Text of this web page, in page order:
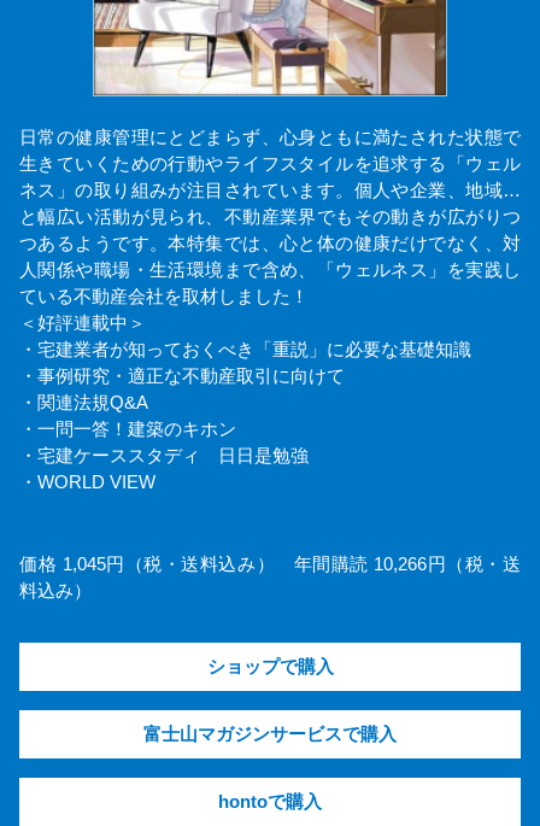
日常の健康管理にとどまらず、心身ともに満たされた状態で
生きていくための行動やライフスタイルを追求する「ウェル
ネス」の取り組みが注目されています。個人や企業、地域…
と幅広い活動が見られ、不動産業界でもその動きが広がりつ
つあるようです。本特集では、心と体の健康だけでなく、対
人関係や職場・生活環境まで含め、「ウェルネス」を実践し
ている不動産会社を取材しました！
＜好評連載中＞
・宅建業者が知っておくべき「重説」に必要な基礎知識
・事例研究・適正な不動産取引に向けて
・関連法規Q&A
・一問一答！建築のキホン
・宅建ケーススタディ 日日是勉強
・WORLD VIEW
価格 1,045円（税・送料込み） 年間購読 10,266円（税・送
料込み）
ショップで購入
富士山マガジンサービスで購入
hontoで購入